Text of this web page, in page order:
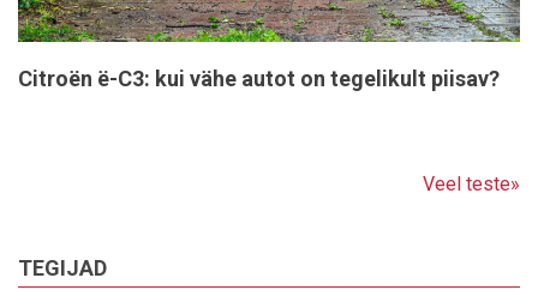
Citroën ë-C3: kui vähe autot on tegelikult piisav?
Veel teste»
TEGIJAD